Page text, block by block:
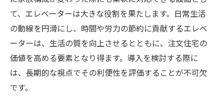
て、エレベーターは大きな役割を果たします。日常生活
の動線を円滑にし、時間や労力の節約に貢献するエレベ
ーターは、生活の質を向上させるとともに、注文住宅の
価値を高める要素となり得ます。導入を検討する際に
は、長期的な視点でその利便性を評価することが不可欠
です。